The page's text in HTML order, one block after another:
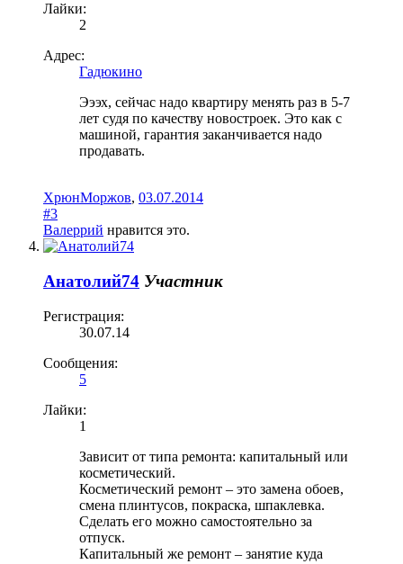
Лайки:
2
Адрес:
Гадюкино
Эээх, сейчас надо квартиру менять раз в 5-7
лет судя по качеству новостроек. Это как с
машиной, гарантия заканчивается надо
продавать.
ХрюнМоржов, 03.07.2014
#3
Валеррий нравится это.
Анатолий74 Участник
Регистрация:
30.07.14
Сообщения:
5
Лайки:
1
Зависит от типа ремонта: капитальный или
косметический.
Косметический ремонт – это замена обоев,
смена плинтусов, покраска, шпаклевка.
Сделать его можно самостоятельно за
отпуск.
Капитальный же ремонт – занятие куда